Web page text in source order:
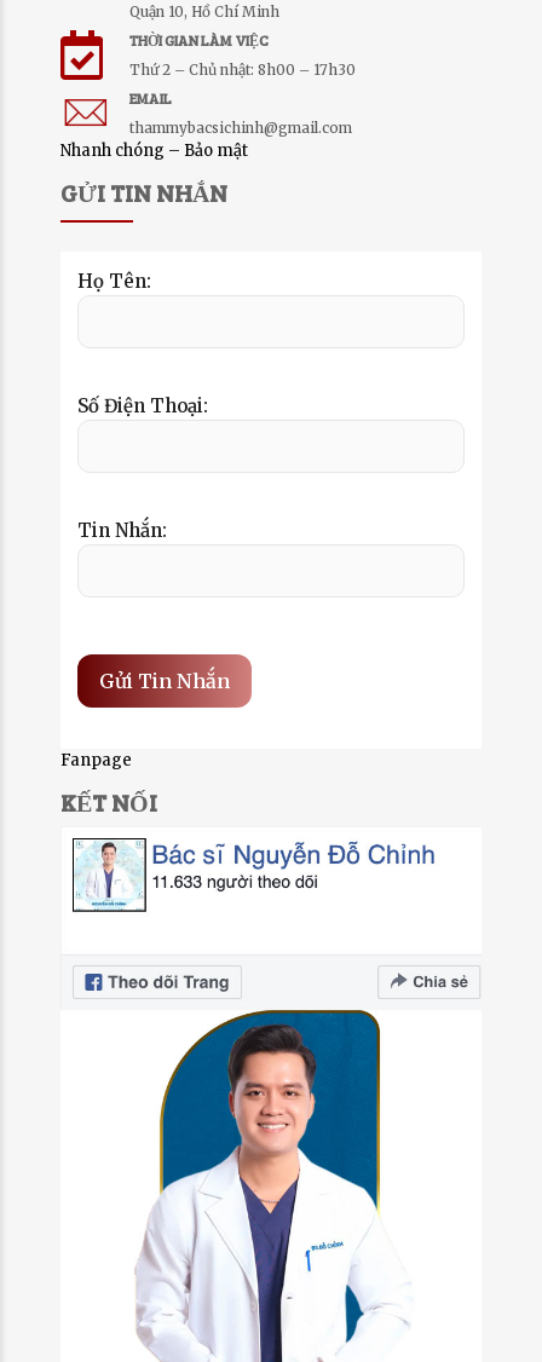
Quận 10, Hồ Chí Minh
THỜI GIAN LÀM VIỆC
Thứ 2 – Chủ nhật: 8h00 – 17h30
EMAIL
thammybacsichinh@gmail.com
Nhanh chóng – Bảo mật
GỬI TIN NHẮN
Họ Tên:
Số Điện Thoại:
Tin Nhắn:
Fanpage
KẾT NỐI